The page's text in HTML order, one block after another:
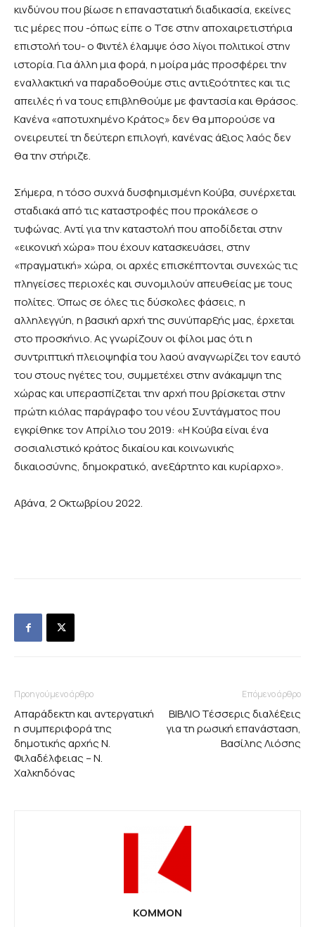
κινδύνου που βίωσε η επαναστατική διαδικασία, εκείνες
τις μέρες που -όπως είπε ο Τσε στην αποχαιρετιστήρια
επιστολή του- ο Φιντέλ έλαμψε όσο λίγοι πολιτικοί στην
ιστορία. Για άλλη μια φορά, η μοίρα μάς προσφέρει την
εναλλακτική να παραδοθούμε στις αντιξοότητες και τις
απειλές ή να τους επιβληθούμε με φαντασία και θράσος.
Κανένα «αποτυχημένο Κράτος» δεν θα μπορούσε να
ονειρευτεί τη δεύτερη επιλογή, κανένας άξιος λαός δεν
θα την στήριζε.
Σήμερα, η τόσο συχνά δυσφημισμένη Κούβα, συνέρχεται
σταδιακά από τις καταστροφές που προκάλεσε ο
τυφώνας. Αντί για την καταστολή που αποδίδεται στην
«εικονική χώρα» που έχουν κατασκευάσει, στην
«πραγματική» χώρα, οι αρχές επισκέπτονται συνεχώς τις
πληγείσες περιοχές και συνομιλούν απευθείας με τους
πολίτες. Όπως σε όλες τις δύσκολες φάσεις, η
αλληλεγγύη, η βασική αρχή της συνύπαρξής μας, έρχεται
στο προσκήνιο. Ας γνωρίζουν οι φίλοι μας ότι η
συντριπτική πλειοψηφία του λαού αναγνωρίζει τον εαυτό
του στους ηγέτες του, συμμετέχει στην ανάκαμψη της
χώρας και υπερασπίζεται την αρχή που βρίσκεται στην
πρώτη κιόλας παράγραφο του νέου Συντάγματος που
εγκρίθηκε τον Απρίλιο του 2019: «Η Κούβα είναι ένα
σοσιαλιστικό κράτος δικαίου και κοινωνικής
δικαιοσύνης, δημοκρατικό, ανεξάρτητο και κυρίαρχο».
Αβάνα, 2 Οκτωβρίου 2022.
Προηγούμενο άρθρο
Απαράδεκτη και αντεργατική
η συμπεριφορά της
δημοτικής αρχής Ν.
Φιλαδέλφειας – Ν.
Χαλκηδόνας
Επόμενο άρθρο
ΒΙΒΛΙΟ Τέσσερις διαλέξεις
για τη ρωσική επανάσταση,
Βασίλης Λιόσης
KOMMON